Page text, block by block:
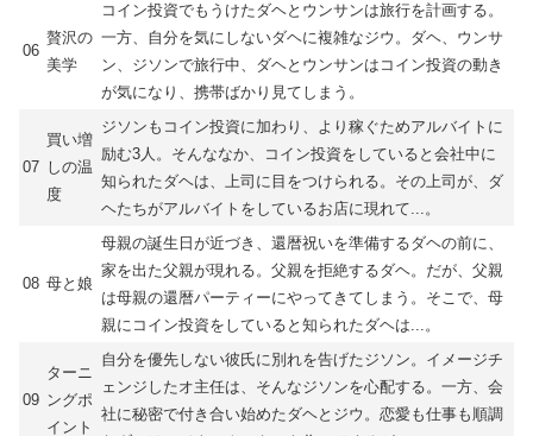
06
贅沢の
美学
コイン投資でもうけたダヘとウンサンは旅行を計画する。
一方、自分を気にしないダヘに複雑なジウ。ダヘ、ウンサ
ン、ジソンで旅行中、ダヘとウンサンはコイン投資の動き
が気になり、携帯ばかり見てしまう。
07
買い増
しの温
度
ジソンもコイン投資に加わり、より稼ぐためアルバイトに
励む3人。そんななか、コイン投資をしていると会社中に
知られたダヘは、上司に目をつけられる。その上司が、ダ
ヘたちがアルバイトをしているお店に現れて...。
08 母と娘
母親の誕生日が近づき、還暦祝いを準備するダヘの前に、
家を出た父親が現れる。父親を拒絶するダヘ。だが、父親
は母親の還暦パーティーにやってきてしまう。そこで、母
親にコイン投資をしていると知られたダヘは...。
09
ターニ
ングポ
イント
自分を優先しない彼氏に別れを告げたジソン。イメージチ
ェンジしたオ主任は、そんなジソンを心配する。一方、会
社に秘密で付き合い始めたダヘとジウ。恋愛も仕事も順調